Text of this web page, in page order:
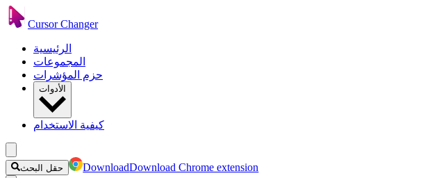
Cursor Changer
الرئيسية
المجموعات
حزم المؤشرات
الأدوات
كيفية الاستخدام
حقل البحث DownloadDownload Chrome extension